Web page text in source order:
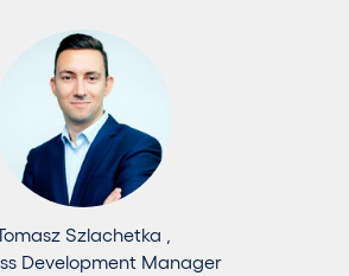
Szlachetka ,
Development Manager